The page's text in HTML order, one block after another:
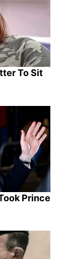
To Sit
Prince